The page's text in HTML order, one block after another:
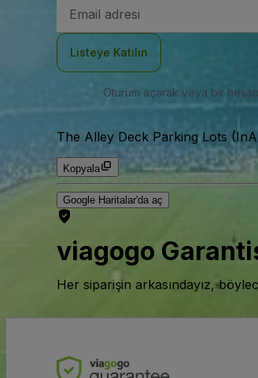
posta
Listeye Katılın
Oturum açarak veya bir
The Alley Deck Parking Lots
Kopyala
Google Haritalar'da aç
viagogo
Her siparişin arkasındayız,